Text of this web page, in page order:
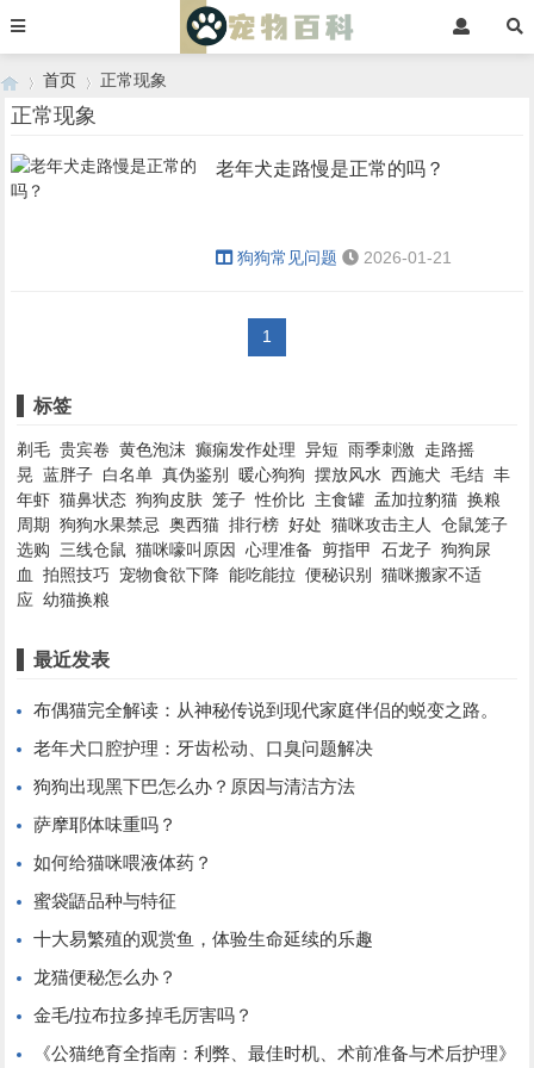
›
首页 正常现象
正常现象
老年犬走路慢是正常的吗？
狗狗常见问题 2026-01-21
1
标签
剃毛 贵宾卷 黄色泡沫 癫痫发作处理 异短 雨季刺激
走路摇
晃 蓝胖子 白名单 真伪鉴别 暖心狗狗 摆放风水 西施犬 毛结 丰
年虾 猫鼻状态 狗狗皮肤 笼子 性价比 主食罐 孟加拉豹猫 换粮
周期 狗狗水果禁忌 奥西猫 排行榜 好处 猫咪攻击主人
仓鼠笼子
选购
三线仓鼠 猫咪嚎叫原因 心理准备 剪指甲 石龙子 狗狗尿
血
拍照技巧 宠物食欲下降 能吃能拉 便秘识别
猫咪搬家不适
应 幼猫换粮
最近发表
布偶猫完全解读：从神秘传说到现代家庭伴侣的蜕变之路。
老年犬口腔护理：牙齿松动、口臭问题解决
狗狗出现黑下巴怎么办？原因与清洁方法
萨摩耶体味重吗？
如何给猫咪喂液体药？
蜜袋鼯品种与特征
十大易繁殖的观赏鱼，体验生命延续的乐趣
龙猫便秘怎么办？
金毛/拉布拉多掉毛厉害吗？
《公猫绝育全指南：利弊、最佳时机、术前准备与术后护理》